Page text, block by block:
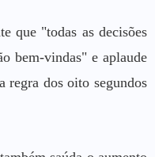
que "todas as decisões
bem-vindas" e aplaude
regra dos oito segundos